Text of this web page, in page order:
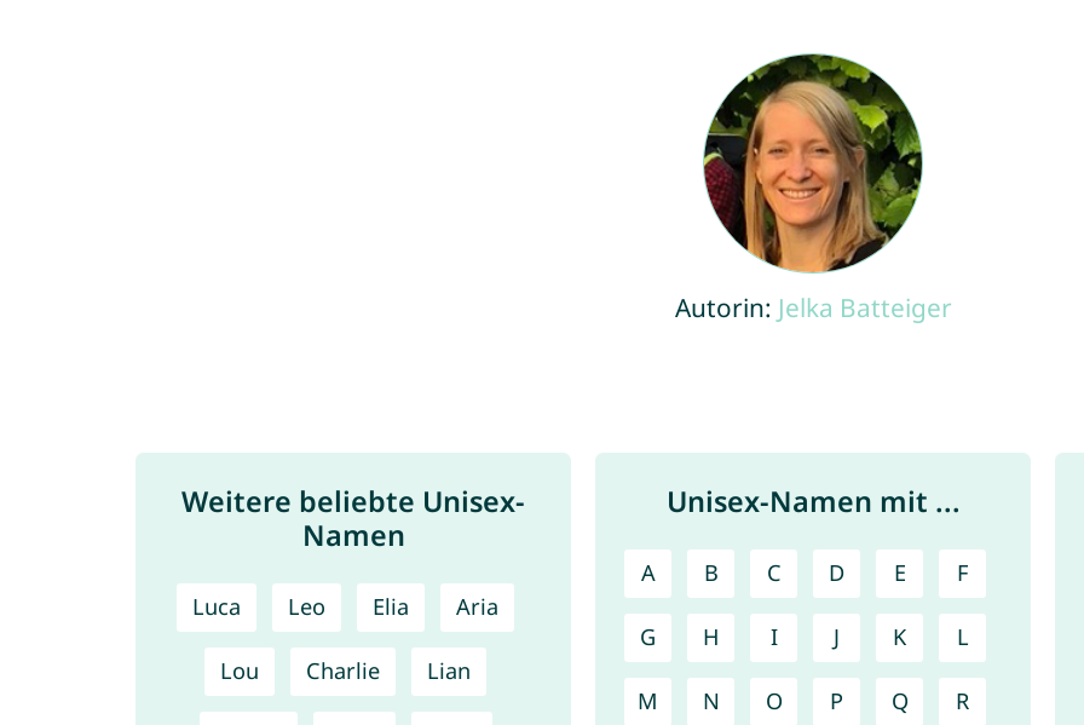
Autorin: Jelka Batteiger
Weitere beliebte Unisex-
Namen
Luca Leo Elia Aria
Lou Charlie Lian
Unisex-Namen mit ...
A B C D E F
G H I J K L
M N O P Q R